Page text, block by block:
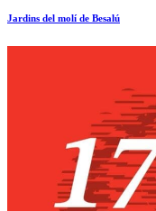
Jardins del molí de Besalú